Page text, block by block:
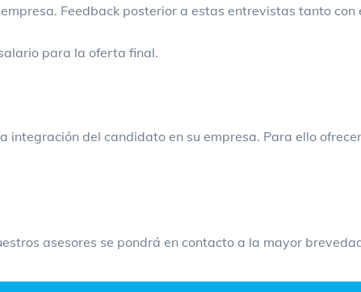
Feedback posterior a estas entrevistas tanto con
para la oferta final.
del candidato en su empresa. Para ello
asesores se pondrá en contacto a la mayor